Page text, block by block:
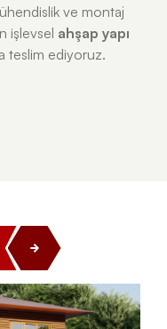
ve montaj
işlevsel ahşap yapı
teslim ediyoruz.